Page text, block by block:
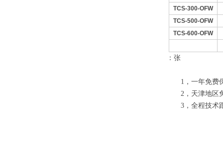
TCS-300-OFW
TCS-500-OFW
TCS-600-OFW
：张
1，一年免费
2， 天津地区
3，全程技术